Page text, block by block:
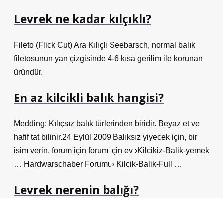
Levrek ne kadar kılçıklı?
Fileto (Flick Cut) Ara Kılıçlı Seebarsch, normal balık
filetosunun yan çizgisinde 4-6 kısa gerilim ile korunan
üründür.
En az kilcikli balık hangisi?
Medding: Kılıçsız balık türlerinden biridir. Beyaz et ve
hafif tat bilinir.24 Eylül 2009 Balıksız yiyecek için, bir
isim verin, forum için forum için ev ›Kilcikiz-Balik-yemek
… Hardwarschaber Forumu› Kilcik-Balik-Full …
Levrek nerenin balığı?